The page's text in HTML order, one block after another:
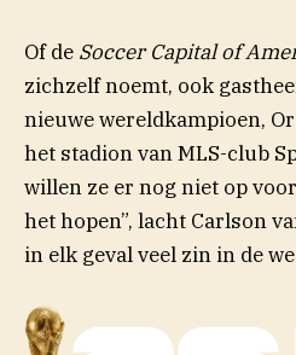
Of de Soccer Capital of
zichzelf noemt, ook
nieuwe wereldkampioen,
het stadion van MLS-club
willen ze er nog niet op
het hopen”, lacht Carlson
in elk geval veel zin in de